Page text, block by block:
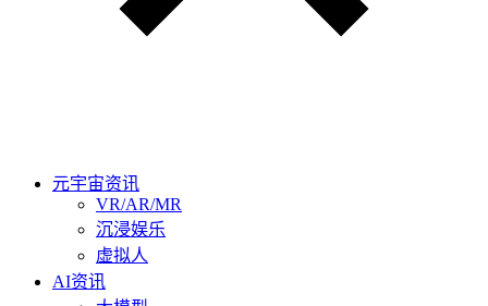
元宇宙资讯
VR/AR/MR
沉浸娱乐
虚拟人
AI资讯